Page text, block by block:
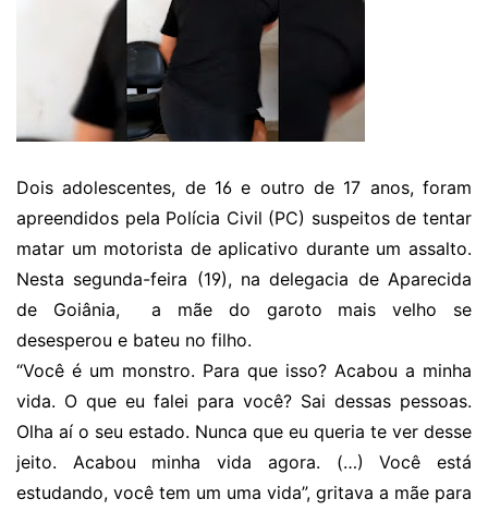
Dois adolescentes, de 16 e outro de 17 anos, foram
apreendidos pela Polícia Civil (PC) suspeitos de tentar
matar um motorista de aplicativo durante um assalto.
Nesta segunda-feira (19), na delegacia de Aparecida
de Goiânia, a mãe do garoto mais velho se
desesperou e bateu no filho.
“Você é um monstro. Para que isso? Acabou a minha
vida. O que eu falei para você? Sai dessas pessoas.
Olha aí o seu estado. Nunca que eu queria te ver desse
jeito. Acabou minha vida agora. (…) Você está
estudando, você tem um uma vida”, gritava a mãe para